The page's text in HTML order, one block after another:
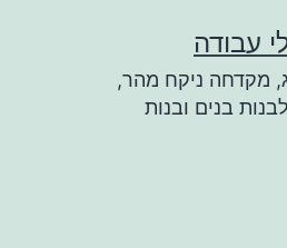
עבודה
מקדחה ניקח מהר,
בנים ובנות